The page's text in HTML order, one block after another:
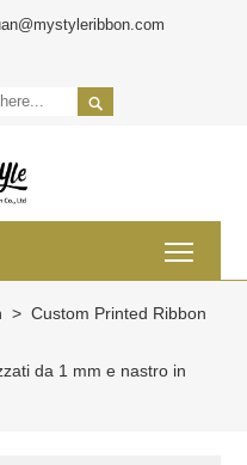

> Custom Printed Ribbon
da 1 mm e nastro in